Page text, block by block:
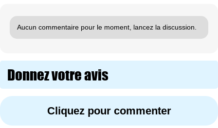
Aucun commentaire pour le moment, lancez la discussion.
Donnez votre avis
Cliquez pour commenter